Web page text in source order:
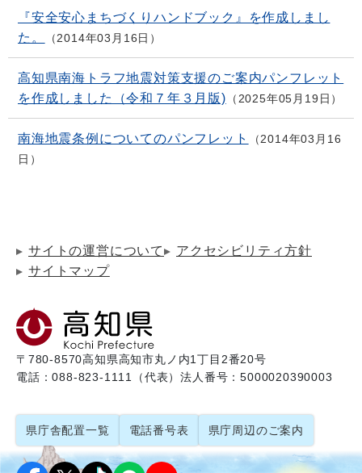
『安全安心まちづくりハンドブック』を作成しまし
た。
2014年03月16日
高知県南海トラフ地震対策支援のご案内パンフレット
を作成しました（令和７年３月版)
2025年05月19日
南海地震条例についてのパンフレット
2014年03月16
日
サイトの運営について
アクセシビリティ方針
サイトマップ
〒780-8570高知県高知市丸ノ内1丁目2番20号
電話：088-823-1111（代表）法人番号：5000020390003
県庁舎配置一覧 電話番号表 県庁周辺のご案内